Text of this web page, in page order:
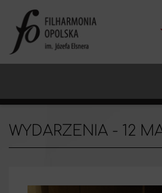
WYDARZENIA - 12